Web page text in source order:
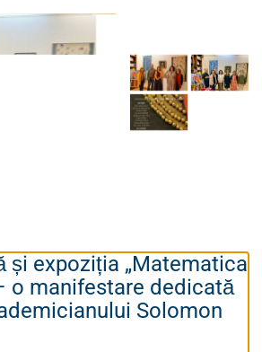
și expoziția „Matematica
o manifestare dedicată
Solomon